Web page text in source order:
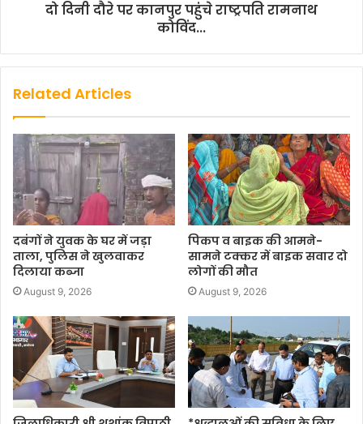
दो दिनी दौरे पर कानपुर पहुंचे राष्ट्रपति रामनाथ
कोविंद...
Related Articles
दबंगों ने युवक के घर में जड़ा
ताला, पुलिस ने खुलवाकर
दिलाया कब्जा
August 9, 2026
पिकप व बाइक की आमने-
सामने टक्कर में बाइक सवार दो
लोगों की मौत
August 9, 2026